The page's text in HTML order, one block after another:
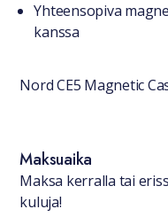
Yhteensopiva
kanssa
Nord CE5 Magnetic
Maksuaika
Maksa kerralla tai
kuluja!